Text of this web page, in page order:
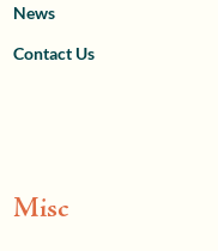
News
Contact Us
Misc